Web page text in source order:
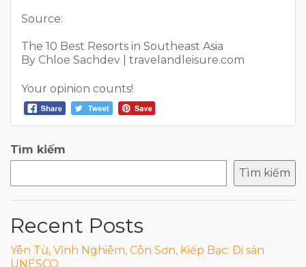
Source:
The 10 Best Resorts in Southeast Asia
By Chloe Sachdev | travelandleisure.com
Your opinion counts!
Tìm kiếm
Tìm kiếm
Recent Posts
Yên Tử, Vĩnh Nghiêm, Côn Sơn, Kiếp Bạc: Di sản
UNESCO